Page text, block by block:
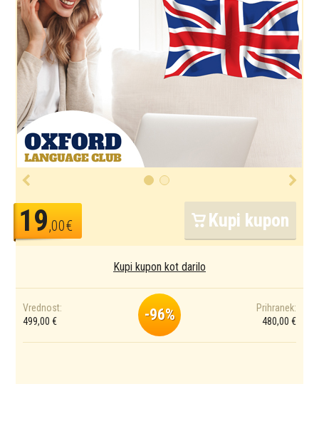
19,00€ Kupi kupon
Kupi kupon kot darilo
Vrednost:
499,00 €
-96%
Prihranek:
480,00 €